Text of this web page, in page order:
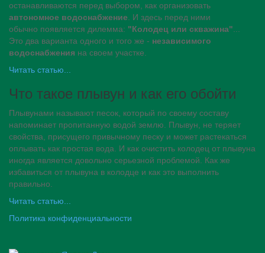
останавливаются перед выбором, как организовать
автономное водоснабжение. И здесь перед ними
обычно появляется дилемма: "Колодец или скважина"...
Это два варианта одного и того же - независимого
водоснабжения на своем участке.
Читать статью...
Что такое плывун и как его обойти
Плывунами называют песок, который по своему составу
напоминает пропитанную водой землю. Плывун, не теряет
свойства, присущего привычному песку и может растекаться
оплывать как простая вода. И как очистить колодец от плывуна
иногда является довольно серьезной проблемой. Как же
избавиться от плывуна в колодце и как это выполнить
правильно.
Читать статью...
Политика конфиденциальности